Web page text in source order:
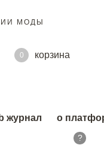
МОДЫ
0
корзина
журнал о
?